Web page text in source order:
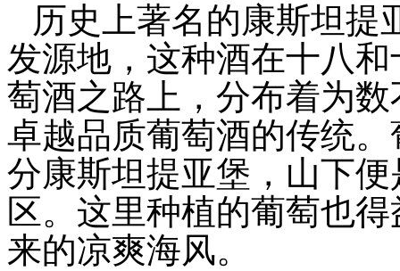
历史上著名的康斯坦提
发源地，这种酒在十八
萄酒之路上，分布着为
卓越品质葡萄酒的传统
分康斯坦提亚堡，山下
区。这里种植的葡萄也
来的凉爽海风。